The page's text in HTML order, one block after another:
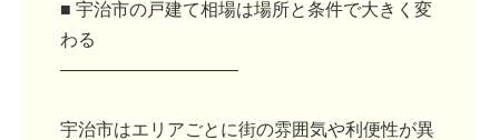
■ 宇治市の戸建て相場は場所と条件で大きく変
わる
――――――――――
宇治市はエリアごとに街の雰囲気や利便性が異